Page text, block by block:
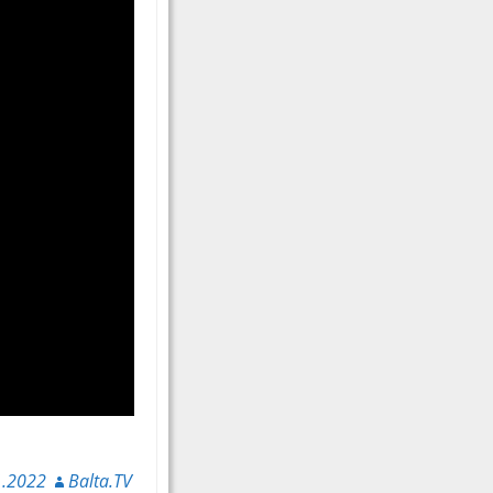
Balta.TV